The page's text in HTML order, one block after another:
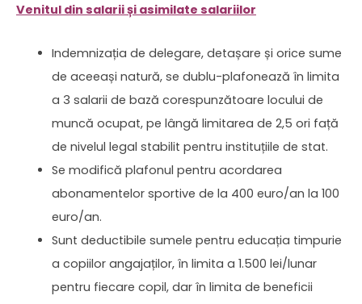
Venitul din salarii și asimilate salariilor
Indemnizația de delegare, detașare și orice sume
de aceeași natură, se dublu-plafonează în limita
a 3 salarii de bază corespunzătoare locului de
muncă ocupat, pe lângă limitarea de 2,5 ori față
de nivelul legal stabilit pentru instituțiile de stat.
Se modifică plafonul pentru acordarea
abonamentelor sportive de la 400 euro/an la 100
euro/an.
Sunt deductibile sumele pentru educația timpurie
a copiilor angajaților, în limita a 1.500 lei/lunar
pentru fiecare copil, dar în limita de beneficii